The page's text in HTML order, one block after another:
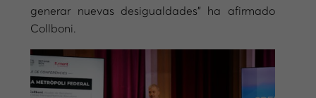
generar nuevas desigualdades” ha afirmado
Collboni.